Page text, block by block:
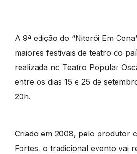
A 9ª edição do “Niterói Em
maiores festivais de teatro do
realizada no Teatro Popular
entre os dias 15 e 25 de
20h.
Criado em 2008, pelo produtor
Fortes, o tradicional evento vai